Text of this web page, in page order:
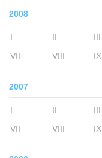
2008
I II III
VII
VIII IX
2007
I II III
VII
VIII IX